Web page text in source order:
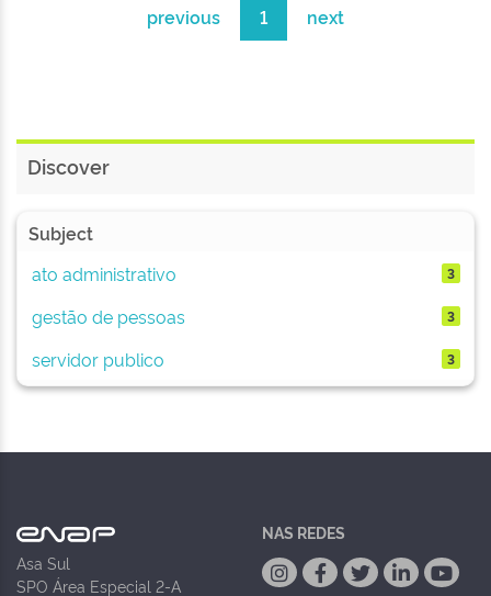
previous 1 next
Discover
Subject
ato administrativo
3
gestão de pessoas 3
servidor publico 3
Asa Sul
SPO Área Especial 2-A
NAS REDES